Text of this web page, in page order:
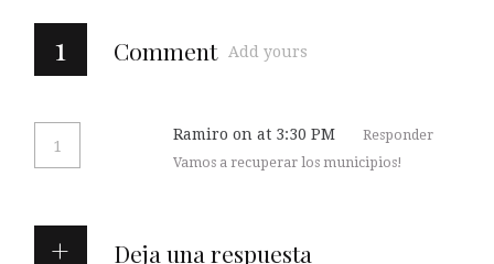
1 Comment Add yours
1
Ramiro on at 3:30 PM
Responder
Vamos a recuperar los municipios!
Deja una respuesta